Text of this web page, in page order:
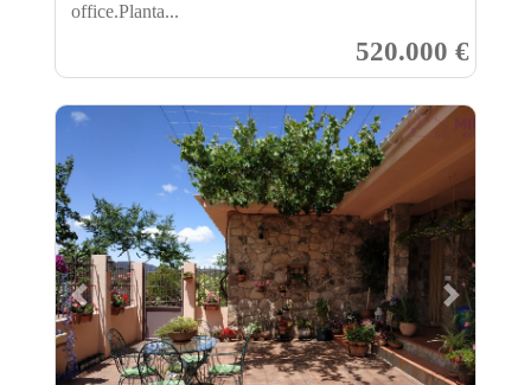
office.Planta...
520.000 €
Previous Next